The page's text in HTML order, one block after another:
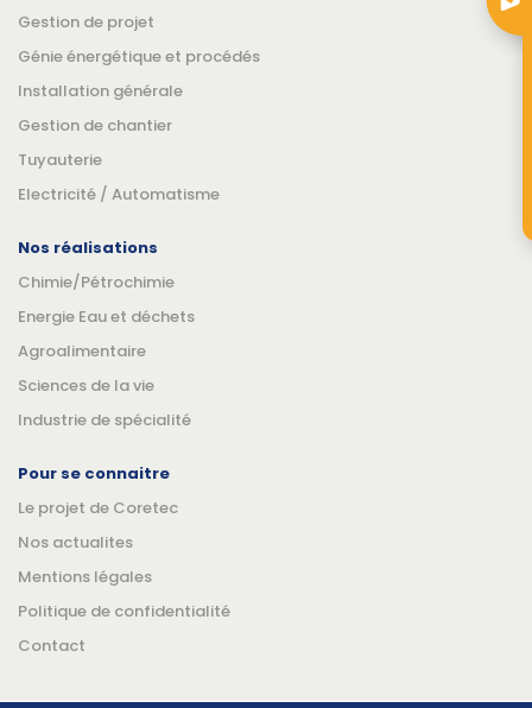
Gestion de projet
Génie énergétique et procédés
Installation générale
Gestion de chantier
Tuyauterie
Electricité / Automatisme
Nos réalisations
Chimie/Pétrochimie
Energie Eau et déchets
Agroalimentaire
Sciences de la vie
Industrie de spécialité
Pour se connaitre
Le projet de Coretec
Nos actualites
Mentions légales
Politique de confidentialité
Contact